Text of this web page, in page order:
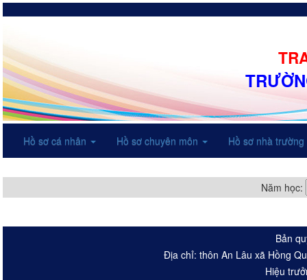
Hồ sơ cá nhân Hồ sơ chuyên môn Hồ sơ nhà trường
Năm học:
Bản
Địa chỉ: thôn An Lâu xã Hồng
Hiệu